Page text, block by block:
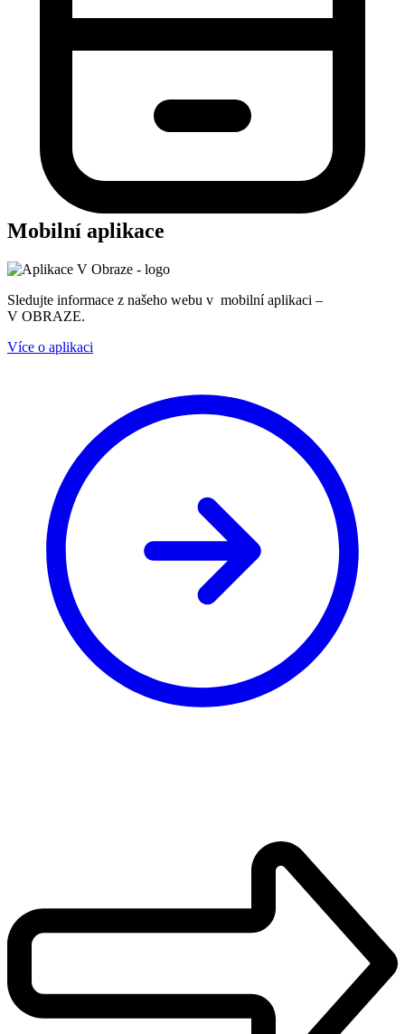
Mobilní aplikace
Sledujte informace z našeho webu v mobilní aplikaci –
V OBRAZE.
Více o aplikaci